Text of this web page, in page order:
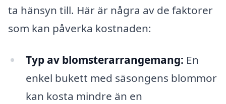
ta hänsyn till. Här är några av de faktorer
som kan påverka kostnaden:
Typ av blomsterarrangemang: En
enkel bukett med säsongens blommor
kan kosta mindre än en